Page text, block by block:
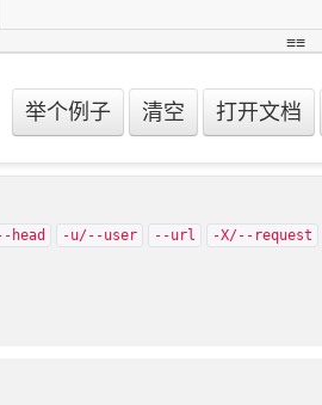
-u/--user --url -X/--request